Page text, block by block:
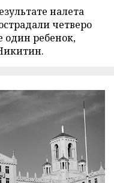
налета
четверо
ребенок,